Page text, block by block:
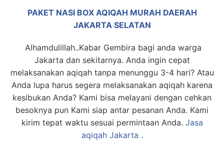
PAKET NASI BOX AQIQAH MURAH DAERAH
JAKARTA SELATAN
Alhamdulillah..Kabar Gembira bagi anda warga
Jakarta dan sekitarnya. Anda ingin cepat
melaksanakan aqiqah tanpa menunggu 3-4 hari? Atau
Anda lupa harus segera melaksanakan aqiqah karena
kesibukan Anda? Kami bisa melayani dengan cehkan
besoknya pun Kami siap antar pesanan Anda. Kami
kirim tepat waktu sesuai permintaan Anda. Jasa
aqiqah Jakarta .